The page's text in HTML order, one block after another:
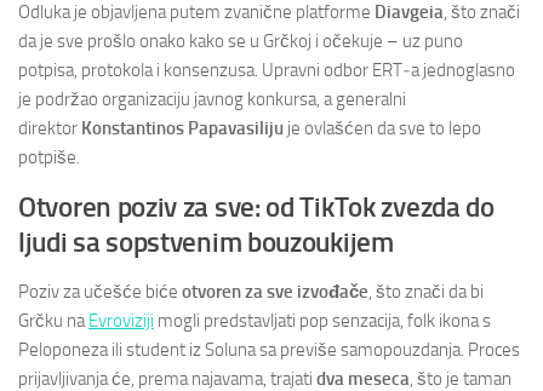
Odluka je objavljena putem zvanične platforme Diavgeia, što znači
da je sve prošlo onako kako se u Grčkoj i očekuje – uz puno
potpisa, protokola i konsenzusa. Upravni odbor ERT‑a jednoglasno
je podržao organizaciju javnog konkursa, a generalni
direktor Konstantinos Papavasiliju je ovlašćen da sve to lepo
potpiše.
Otvoren poziv za sve: od TikTok zvezda do
ljudi sa sopstvenim bouzoukijem
Poziv za učešće biće otvoren za sve izvođače, što znači da bi
Grčku naEvroviziji mogli predstavljati pop senzacija, folk ikona s
Peloponeza ili student iz Soluna sa previše samopouzdanja. Proces
prijavljivanja će, prema najavama, trajati dva meseca, što je taman